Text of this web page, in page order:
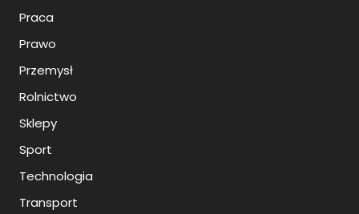
Praca
Prawo
Przemysł
Rolnictwo
Sklepy
Sport
Technologia
Transport